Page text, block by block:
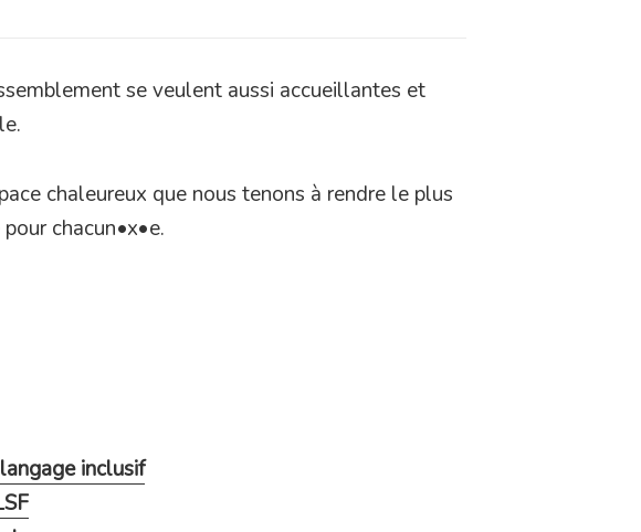
se veulent aussi accueillantes et
chaleureux que nous tenons à rendre le plus
chacun•x•e.
inclusif